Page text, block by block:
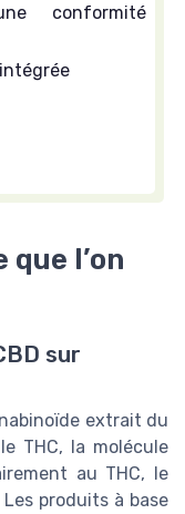
conformité
intégrée
que l’on
sur
extrait du
THC, la molécule
au THC, le
Les produits à base